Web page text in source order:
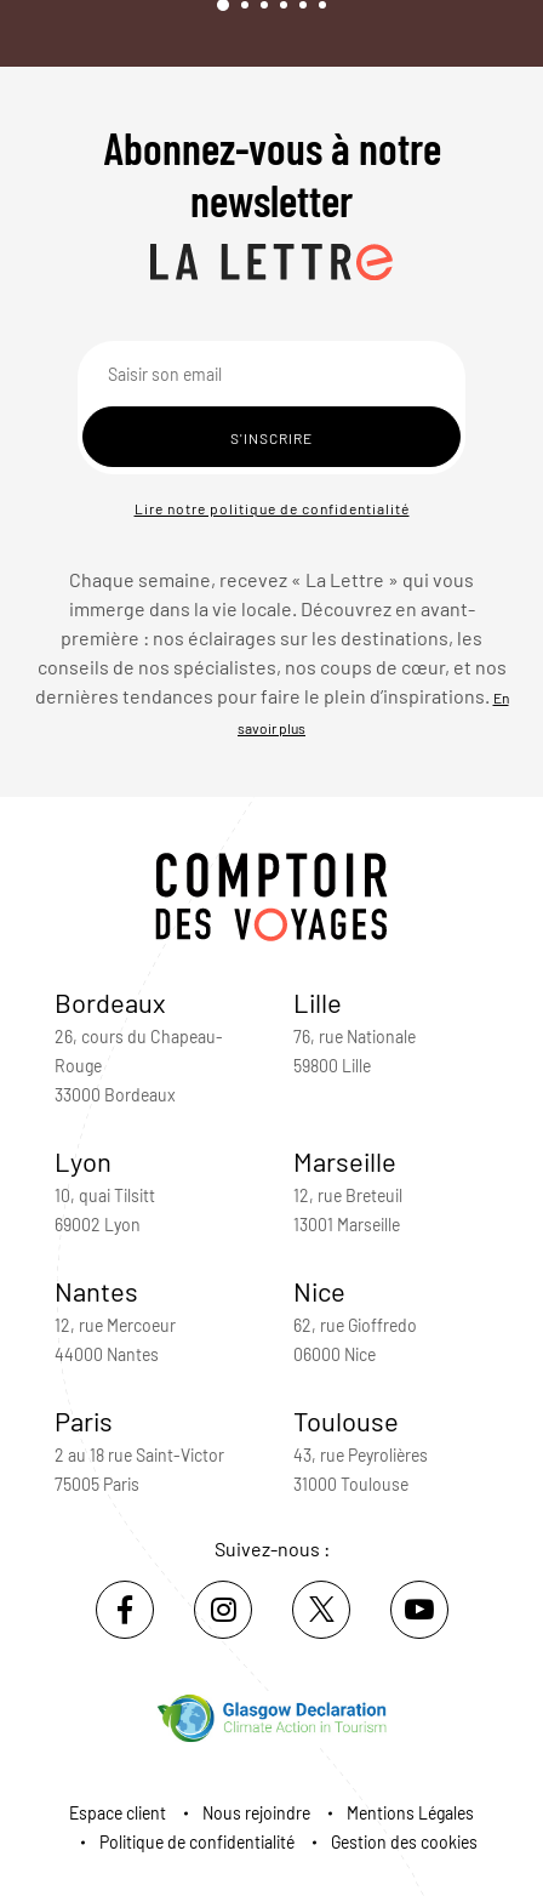
Abonnez-vous à notre
newsletter
Lire notre politique de confidentialité
Chaque semaine, recevez « La Lettre » qui vous
immerge dans la vie locale. Découvrez en avant-
première : nos éclairages sur les destinations, les
conseils de nos spécialistes, nos coups de cœur, et nos
dernières tendances pour faire le plein d’inspirations. En
savoir plus
Bordeaux
26, cours du Chapeau-
Rouge
33000 Bordeaux
Lille
76, rue Nationale
59800 Lille
Lyon
10, quai Tilsitt
69002 Lyon
Marseille
12, rue Breteuil
13001 Marseille
Nantes
12, rue Mercoeur
44000 Nantes
Nice
62, rue Gioffredo
06000 Nice
Paris
2 au 18 rue Saint-Victor
75005 Paris
Toulouse
43, rue Peyrolières
31000 Toulouse
Suivez-nous :
Espace client Nous rejoindre
Mentions Légales
Politique de confidentialité
Gestion des cookies